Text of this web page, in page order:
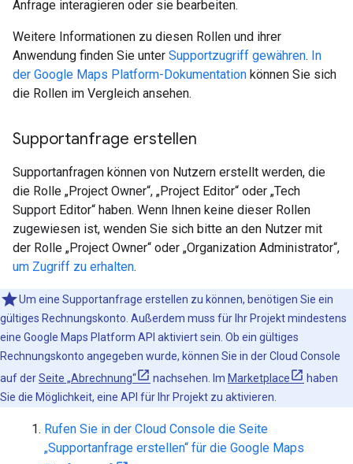
Anfrage interagieren oder sie bearbeiten.
Weitere Informationen zu diesen Rollen und ihrer
Anwendung finden Sie unter Supportzugriff gewähren. In
der Google Maps Platform-Dokumentation können Sie sich
die Rollen im Vergleich ansehen.
Supportanfrage erstellen
Supportanfragen können von Nutzern erstellt werden, die
die Rolle „Project Owner“, „Project Editor“ oder „Tech
Support Editor“ haben. Wenn Ihnen keine dieser Rollen
zugewiesen ist, wenden Sie sich bitte an den Nutzer mit
der Rolle „Project Owner“ oder „Organization Administrator“,
um Zugriff zu erhalten.
Um eine Supportanfrage erstellen zu können, benötigen Sie ein
gültiges Rechnungskonto. Außerdem muss für Ihr Projekt mindestens
eine Google Maps Platform API aktiviert sein. Ob ein gültiges
Rechnungskonto angegeben wurde, können Sie in der Cloud Console
auf derSeite „Abrechnung“ nachsehen. Im Marketplace
haben
Sie die Möglichkeit, eine API für Ihr Projekt zu aktivieren.
Rufen Sie in der Cloud Console die Seite
„Supportanfrage erstellen“ für die Google Maps